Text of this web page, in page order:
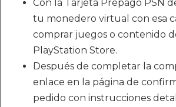
Con la Tarjeta Prepago PSN
tu monedero virtual con esa
comprar juegos o contenido
PlayStation Store.
Después de completar la
enlace en la página de
pedido con instrucciones